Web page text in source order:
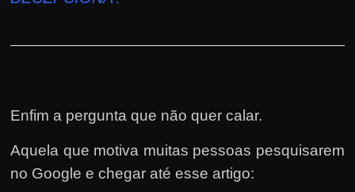
Enfim a pergunta que não quer calar.
Aquela que motiva muitas pessoas pesquisarem
no Google e chegar até esse artigo: